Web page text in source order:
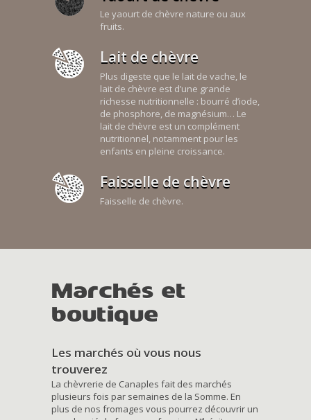
Le yaourt de chèvre nature ou aux
fruits.
Lait de chèvre
Plus digeste que le lait de vache, le
lait de chèvre est d’une grande
richesse nutritionnelle : bourré d’iode,
de phosphore, de magnésium… Le
lait de chèvre est un complément
nutritionnel, notamment pour les
enfants en pleine croissance.
Faisselle de chèvre
Faisselle de chèvre.
Marchés et
boutique
Les marchés où vous nous
trouverez
La chèvrerie de Canaples fait des marchés
plusieurs fois par semaines de la Somme. En
plus de nos fromages vous pourrez découvrir un